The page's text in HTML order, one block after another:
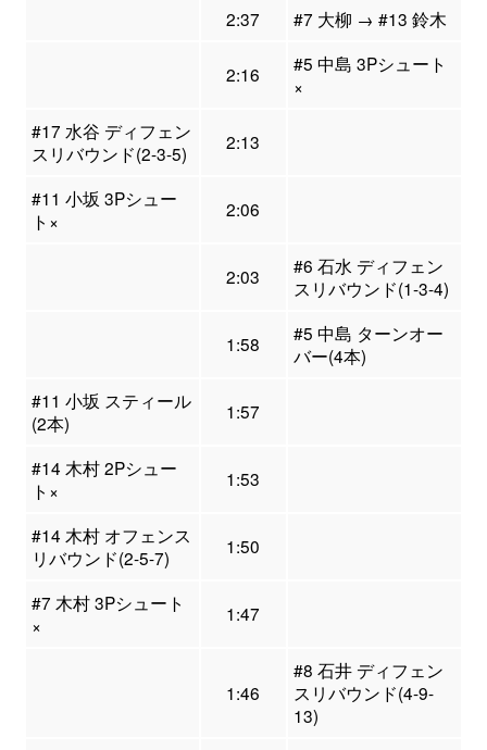
2:37 #7 大柳 → #13 鈴木
2:16
#5 中島 3Pシュート
×
#17 水谷 ディフェン
スリバウンド(2-3-5)
2:13
#11 小坂 3Pシュー
ト×
2:06
2:03
#6 石水 ディフェン
スリバウンド(1-3-4)
1:58
#5 中島 ターンオー
バー(4本)
#11 小坂 スティール
(2本)
1:57
#14 木村 2Pシュー
ト×
1:53
#14 木村 オフェンス
リバウンド(2-5-7)
1:50
#7 木村 3Pシュート
×
1:47
1:46
#8 石井 ディフェン
スリバウンド(4-9-
13)